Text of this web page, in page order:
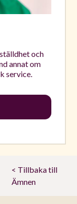
och
annat om
service.
< Tillbaka till
Ämnen